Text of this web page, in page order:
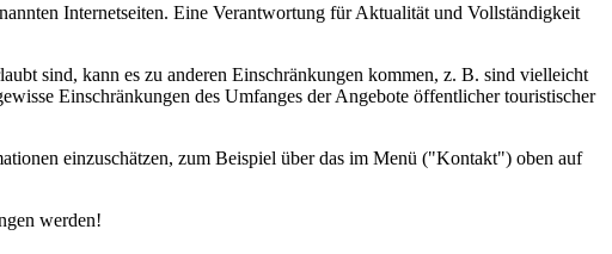
Internetseiten. Eine Verantwortung für Aktualität und Vollständigkeit
sind, kann es zu anderen Einschränkungen kommen, z. B. sind vielleicht
Einschränkungen des Umfanges der Angebote öffentlicher touristischer
einzuschätzen, zum Beispiel über das im Menü ("Kontakt") oben auf
werden!